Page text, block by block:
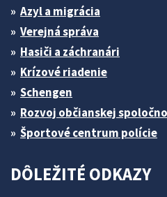
Azyl a migrácia
Verejná správa
Hasiči a záchranári
Krízové riadenie
Schengen
Rozvoj občianskej
Športové centrum polície
DÔLEŽITÉ ODKAZY